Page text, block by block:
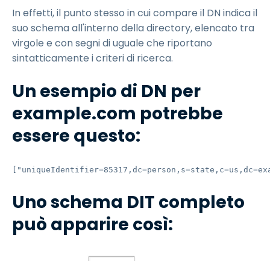
In effetti, il punto stesso in cui compare il DN indica il
suo schema all'interno della directory, elencato tra
virgole e con segni di uguale che riportano
sintatticamente i criteri di ricerca.
Un esempio di DN per
example.com potrebbe
essere questo:
Uno schema DIT completo
può apparire così: